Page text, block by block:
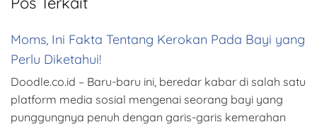
Moms, Ini Fakta Tentang Kerokan Pada Bayi yang
Perlu Diketahui!
Doodle.co.id – Baru-baru ini, beredar kabar di salah satu
platform media sosial mengenai seorang bayi yang
punggungnya penuh dengan garis-garis kemerahan